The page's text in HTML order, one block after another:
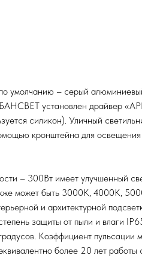
умолчанию – серый
установлен драйвер
силикон). Уличный
кронштейна для
– 300Вт имеет улучшенный
может быть 3000К, 4000К,
и архитектурной
защиты от пыли и влаги
Коэффициент пульсации
более 20 лет работы